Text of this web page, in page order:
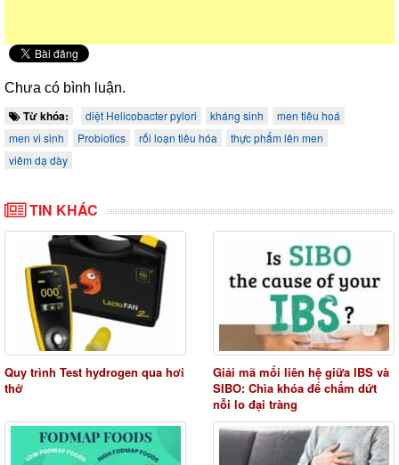
Chưa có bình luận.
Từ khóa: diệt Helicobacter pylori kháng sinh
men tiêu hoá
men vi sinh
Probiotics rối loạn tiêu hóa
thực phẩm lên men
viêm dạ dày
TIN KHÁC
Quy trình Test hydrogen qua hơi
thở
Giải mã mối liên hệ giữa IBS và
SIBO: Chìa khóa để chấm dứt
nỗi lo đại tràng